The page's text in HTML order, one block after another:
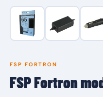
FSP FORTRON
FSP Fortron